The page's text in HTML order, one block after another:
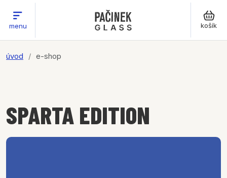
menu košík
úvod e-shop
SPARTA EDITION